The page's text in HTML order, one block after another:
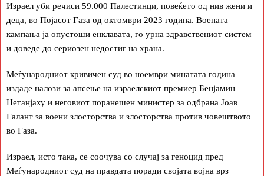
Израел уби речиси 59.000 Палестинци, повеќето од нив жени и
деца, во Појасот Газа од октомври 2023 година. Воената
кампања ја опустоши енклавата, го урна здравствениот систем
и доведе до сериозен недостиг на храна.
Меѓународниот кривичен суд во ноември минатата година
издаде налози за апсење на израелскиот премиер Бенјамин
Нетанјаху и неговиот поранешен министер за одбрана Јоав
Галант за воени злосторства и злосторства против човештвото
во Газа.
Израел, исто така, се соочува со случај за геноцид пред
Меѓународниот суд на правдата поради својата војна врз